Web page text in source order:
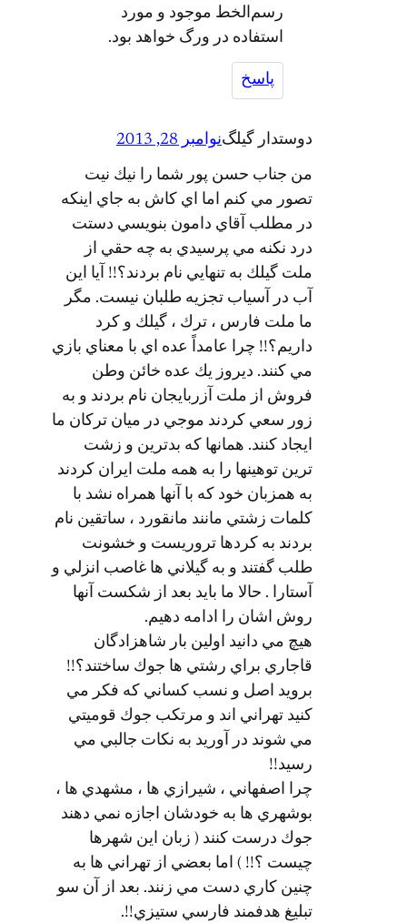
رسم‌الخط موجود و مورد
استفاده در ورگ خواهد بود.
پاسخ
دوستدار گيلگنوامبر 28, 2013
من جناب حسن پور شما را نيك نيت
تصور مي كنم اما اي كاش به جاي اينكه
در مطلب آقاي دامون بنويسي دستت
درد نكنه مي پرسيدي به چه حقي از
ملت گيلك به تنهايي نام بردند؟!! آيا اين
آب در آسياب تجزيه طلبان نيست. مگر
ما ملت فارس ، ترك ، گيلك و كرد
داريم؟!! چرا عامداً عده اي با معناي بازي
مي كنند. ديروز يك عده خائن وطن
فروش از ملت آزربايجان نام بردند و به
زور سعي كردند موجي در ميان تركان ما
ايجاد كنند. همانها كه بدترين و زشت
ترين توهينها را به همه ملت ايران كردند
به همزبان خود كه با آنها همراه نشد با
كلمات زشتي مانند مانقورد ، ساتقين نام
بردند به كردها تروريست و خشونت
طلب گفتند و به گيلاني ها غاصب انزلي و
آستارا . حالا ما بايد بعد از شكست آنها
روش اشان را ادامه دهيم.
هيچ مي دانيد اولين بار شاهزادگان
قاجاري براي رشتي ها جوك ساختند؟!!
برويد اصل و نسب كساني كه فكر مي
كنيد تهراني اند و مرتكب جوك قوميتي
مي شوند در آوريد به نكات جالبي مي
رسيد!!
چرا اصفهاني ، شيرازي ها ، مشهدي ها ،
بوشهري ها به خودشان اجازه نمي دهند
جوك درست كنند ( زبان اين شهرها
چيست ؟!! ) اما بعضي از تهراني ها به
چنين كاري دست مي زنند. بعد از آن سو
تبليغ هدفمند فارسي ستيزي!!.